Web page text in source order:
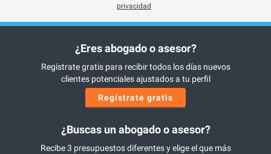
privacidad
¿Eres abogado o asesor?
Regístrate gratis para recibir todos los días nuevos
clientes potenciales ajustados a tu perfil
Regístrate gratis
¿Buscas un abogado o asesor?
Recibe 3 presupuestos diferentes y elige el que más